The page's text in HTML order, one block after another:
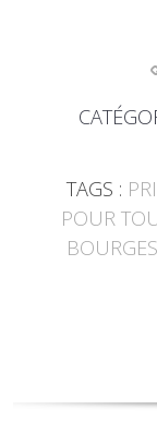
TAGS :
POUR
BOURGES